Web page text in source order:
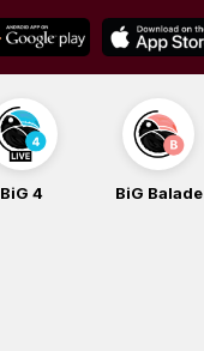
BiG Balade BiG Folk